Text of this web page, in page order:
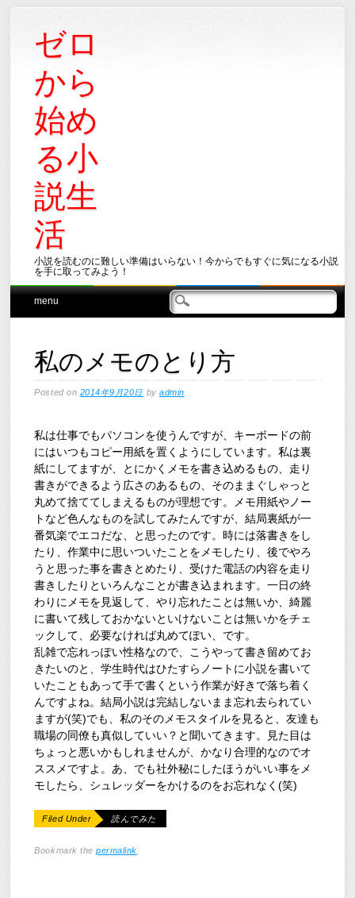
ゼロ
から
始め
る小
説生
活
小説を読むのに難しい準備はいらない！今からでもすぐに気になる小説
を手に取ってみよう！
Main menu
Skip
menu
私のメモのとり方
Posted on 2014年9月20日 byadmin
私は仕事でもパソコンを使うんですが、キーボードの前
にはいつもコピー用紙を置くようにしています。私は裏
紙にしてますが、とにかくメモを書き込めるもの、走り
書きができるよう広さのあるもの、そのままぐしゃっと
丸めて捨ててしまえるものが理想です。メモ用紙やノー
トなど色んなものを試してみたんですが、結局裏紙が一
番気楽でエコだな、と思ったのです。時には落書きをし
たり、作業中に思いついたことをメモしたり、後でやろ
うと思った事を書きとめたり、受けた電話の内容を走り
書きしたりといろんなことが書き込まれます。一日の終
わりにメモを見返して、やり忘れたことは無いか、綺麗
に書いて残しておかないといけないことは無いかをチェ
ックして、必要なければ丸めてぽい、です。
乱雑で忘れっぽい性格なので、こうやって書き留めてお
きたいのと、学生時代はひたすらノートに小説を書いて
いたこともあって手で書くという作業が好きで落ち着く
んですよね。結局小説は完結しないまま忘れ去られてい
ますが(笑)でも、私のそのメモスタイルを見ると、友達も
職場の同僚も真似していい？と聞いてきます。見た目は
ちょっと悪いかもしれませんが、かなり合理的なのでオ
ススメですよ。あ、でも社外秘にしたほうがいい事をメ
モしたら、シュレッダーをかけるのをお忘れなく(笑)
Filed Under 読んでみた
Bookmark thepermalink.